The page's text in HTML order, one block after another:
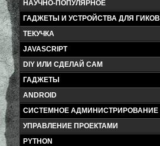
НАУЧНО-ПОПУЛЯРНОЕ
ГАДЖЕТЫ И УСТРОЙСТВА ДЛЯ ГИКОВ
ТЕКУЧКА
JAVASCRIPT
DIY ИЛИ СДЕЛАЙ САМ
ГАДЖЕТЫ
ANDROID
СИСТЕМНОЕ АДМИНИСТРИРОВАНИЕ
УПРАВЛЕНИЕ ПРОЕКТАМИ
PYTHON